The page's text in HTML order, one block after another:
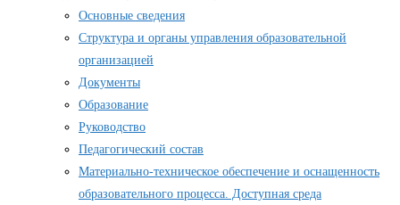
Основные сведения
Структура и органы управления образовательной
организацией
Документы
Образование
Руководство
Педагогический состав
Материально-техническое обеспечение и оснащенность
образовательного процесса. Доступная среда